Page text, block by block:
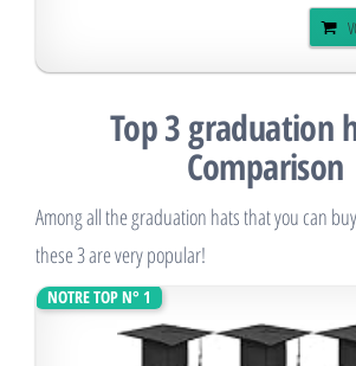
Top 3 graduation
Comparison
Among all the graduation hats that you can
these 3 are very popular!
NOTRE TOP N° 1